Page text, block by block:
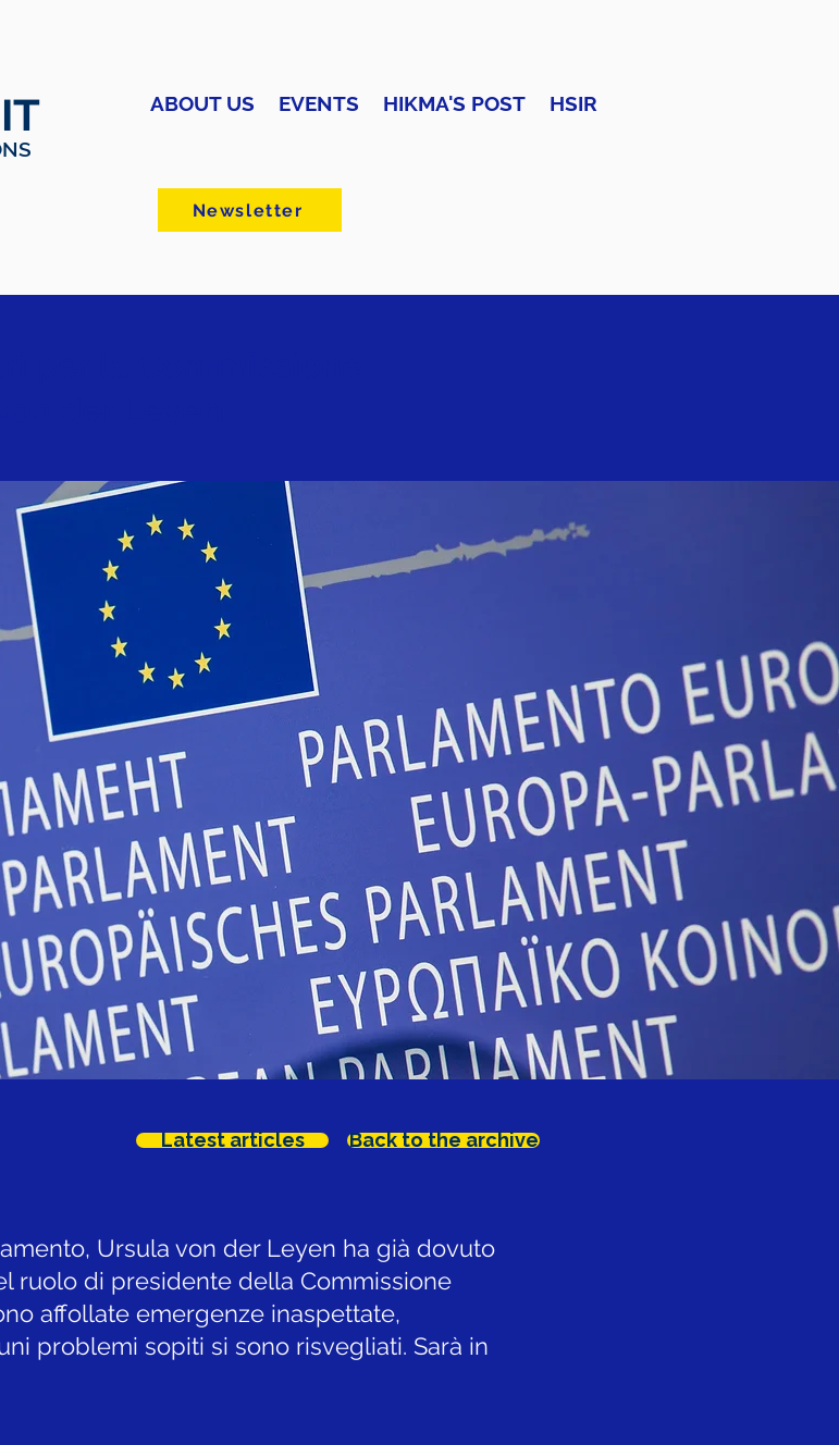
ABOUT US EVENTS HIKMA'S POST HSIR
Newsletter
Ursula von der Leyen ha già dovuto
ruolo di presidente della Commissione
affollate emergenze inaspettate,
problemi sopiti si sono risvegliati. Sarà in
Back to the archive
Latest articles